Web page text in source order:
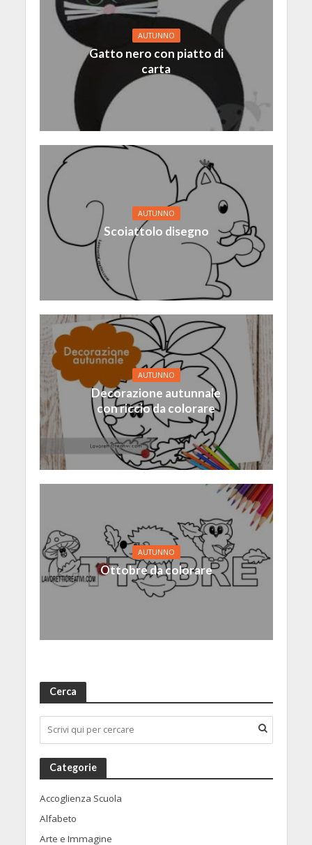
AUTUNNO
Gatto nero con piatto di
carta
AUTUNNO
Scoiattolo disegno
AUTUNNO
Decorazione autunnale
con riccio da colorare
AUTUNNO
Ottobre da colorare
Cerca
Categorie
Accoglienza Scuola
Alfabeto
Arte e Immagine